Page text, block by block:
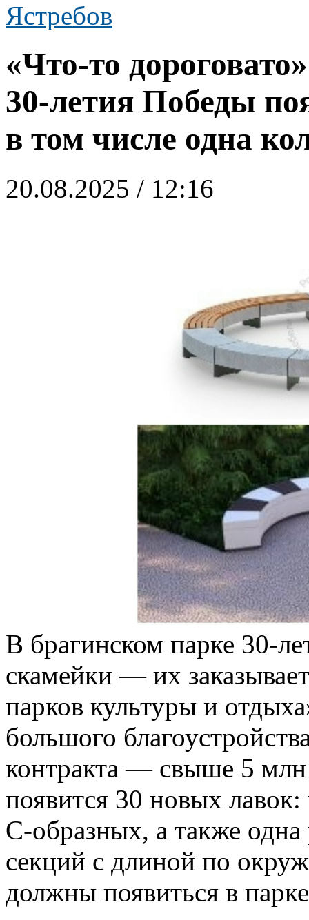
Ястребов
«Что-то
30-летия Победы
в том числе одна
20.08.2025 / 12:16
В брагинском парке 30-
скамейки — их
парков культуры и
большого
контракта — свыше 5 млн
появится 30 новых
С-образных, а также одна
секций с длиной по
должны появиться в